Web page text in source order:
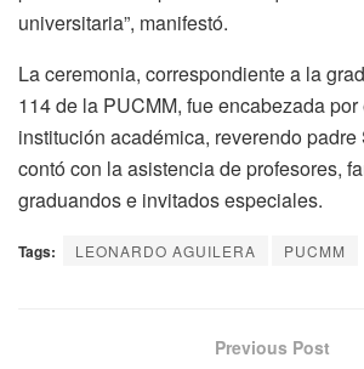
universitaria”, manifestó.
La ceremonia, correspondiente a la
114 de la PUCMM, fue encabezada
institución académica, reverendo
contó con la asistencia de profesores,
graduandos e invitados especiales.
Tags: LEONARDO AGUILERA PUCMM
Previous Post